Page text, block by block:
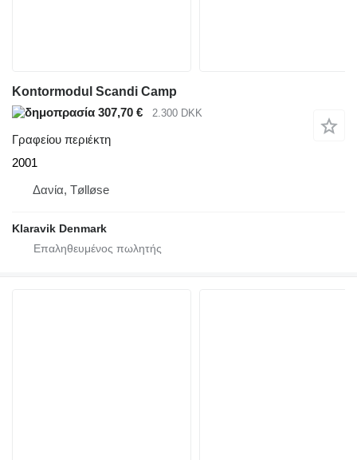
Kontormodul Scandi Camp
307,70 €
2.300 DKK
Γραφείου περιέκτη
2001
Δανία, Tølløse
Klaravik Denmark